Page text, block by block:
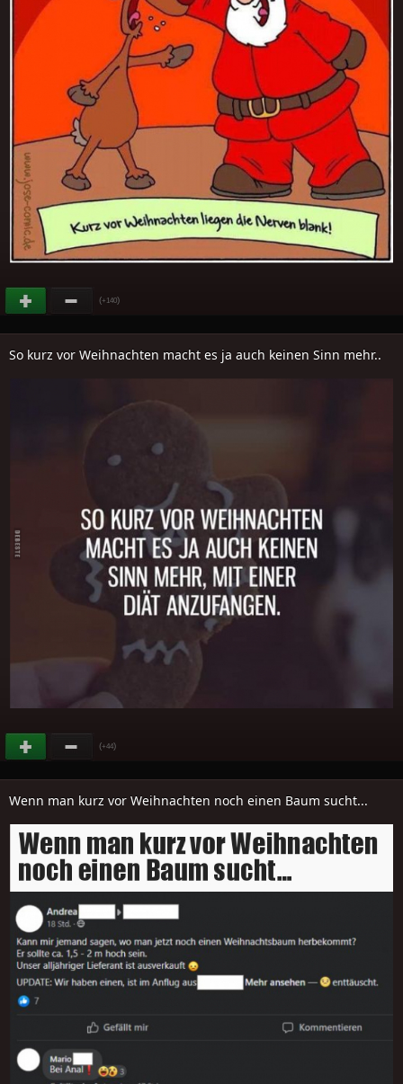
(+140)
So kurz vor Weihnachten macht es ja auch keinen Sinn mehr..
(+44)
Wenn man kurz vor Weihnachten noch einen Baum sucht...